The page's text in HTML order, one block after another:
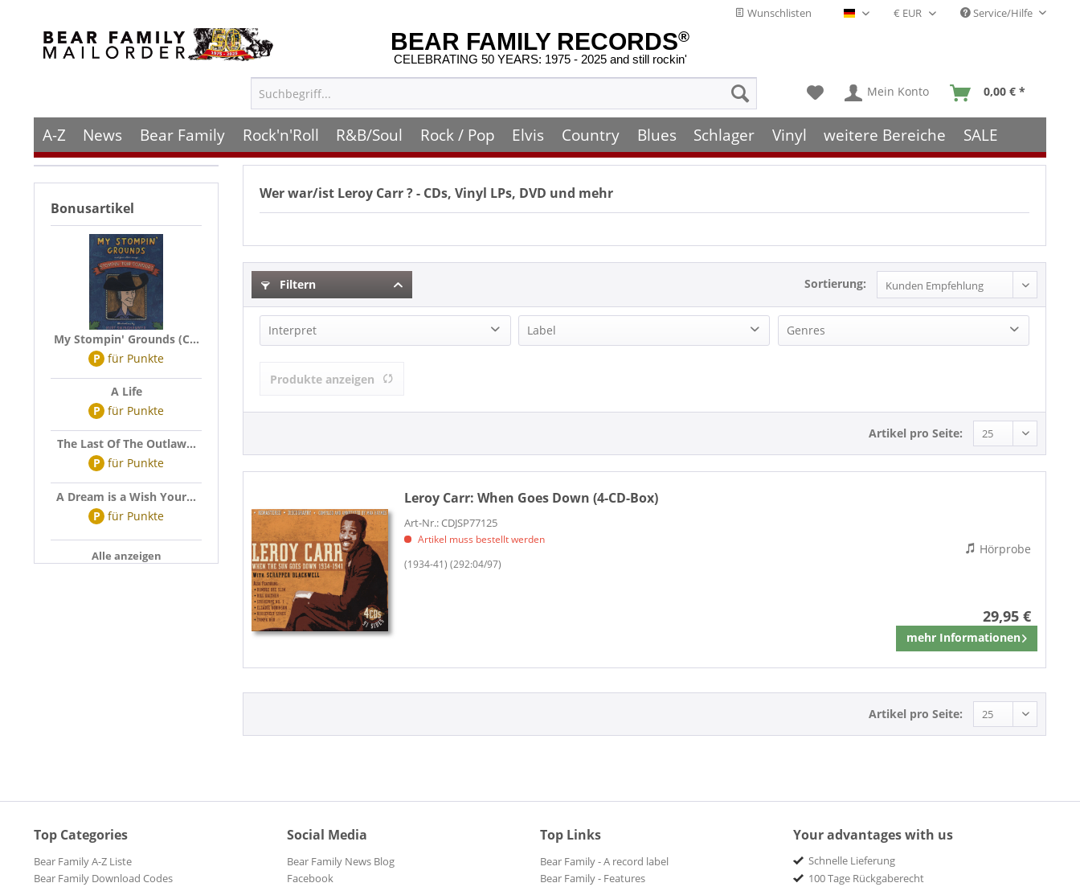
Wunschlisten Deutsch - DE Service/Hilfe
BEAR FAMILY RECORDS®
CELEBRATING 50 YEARS: 1975 - 2025 and still rockin'
Mein Konto 0,00 € *
A-Z News Bear Family Rock'n'Roll R&B/Soul Rock / Pop Elvis Country Blues Schlager Vinyl weitere Bereiche SALE
Bonusartikel
My Stompin' Grounds (C...
P für Punkte
A Life
P für Punkte
The Last Of The Outlaw...
P für Punkte
A Dream is a Wish Your...
P für Punkte
Alle anzeigen
Wer war/ist Leroy Carr? - CDs, Vinyl LPs, DVD und mehr
Filtern Sortierung:
Interpret Label Genres
Produkte anzeigen
Artikel pro Seite:
Leroy Carr:When Goes Down (4-CD-Box)
Art-Nr.: CDJSP77125
Artikel muss bestellt werden
(1934-41) (292:04/97)
29,95 €
mehr Informationen
Merken
Hörprobe
Artikel pro Seite:
Top Categories
Bear Family A-Z Liste
Bear Family Download Codes
Social Media
Bear Family News Blog
Facebook
Top Links
Bear Family - A record label
Bear Family - Features
Your advantages with us
Schnelle Lieferung
100 Tage Rückgaberecht